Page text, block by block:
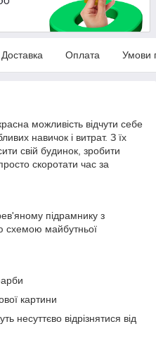
Доставка Оплата Умови
можливість відчути себе
навичок і витрат. З їх
свій будинок, зробити
скоротати час за
підрамнику з
схемою майбутньої
картини
несуттєво відрізнятися від